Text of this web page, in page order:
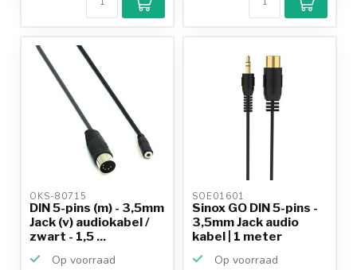
OKS-80715
DIN 5-pins (m) - 3,5mm
Jack (v) audiokabel /
zwart - 1,5 ...
Op voorraad
SOE01601
Sinox GO DIN 5-pins -
3,5mm Jack audio
kabel | 1 meter
Op voorraad